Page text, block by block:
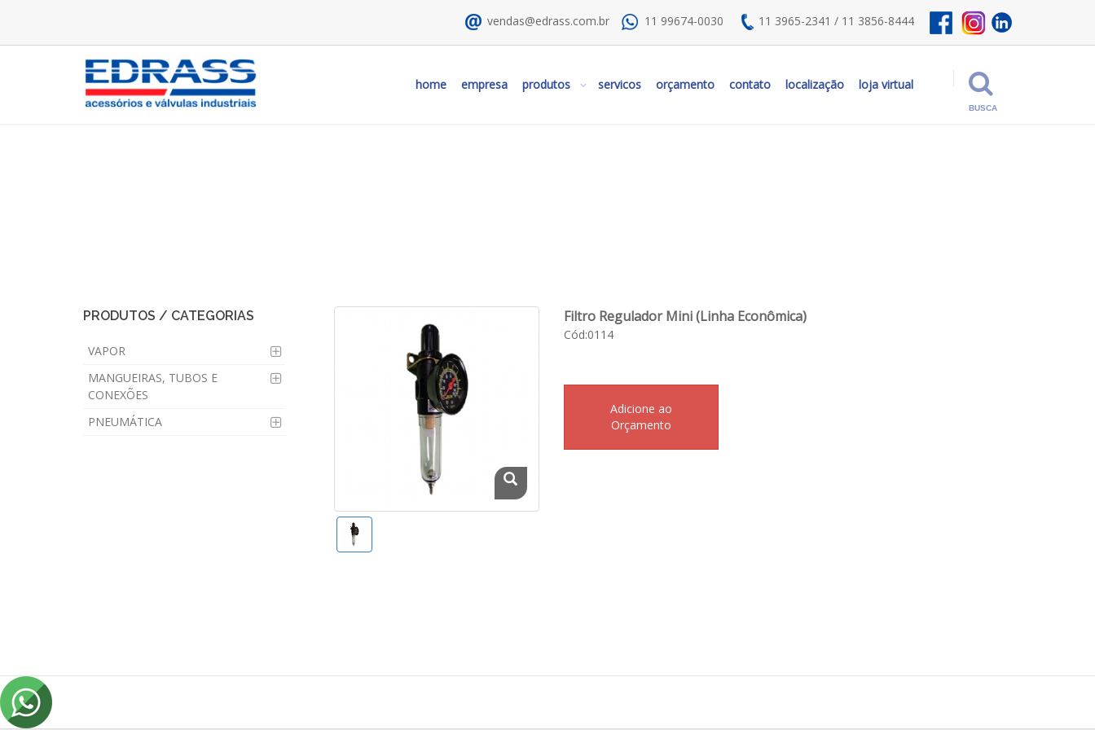
vendas@edrass.com.br 11 99674-0030 11 3965-2341 / 11 3856-8444
BUSCA
home empresa produtos servicos orçamento contato localização loja virtual
Filtro Regulador Mini (Linha Econômica)
Cód:0114
Adicione ao
Orçamento
PRODUTOS / CATEGORIAS
VAPOR
MANGUEIRAS, TUBOS E
CONEXÕES
PNEUMÁTICA